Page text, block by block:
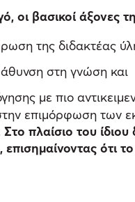
οι βασικοί άξονες
της διδακτέας
στη γνώση και
με πιο
επιμόρφωση των
Στο πλαίσιο του
ότι